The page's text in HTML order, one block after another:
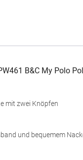
B&C My Polo
mit zwei Knöpfen
und bequemem